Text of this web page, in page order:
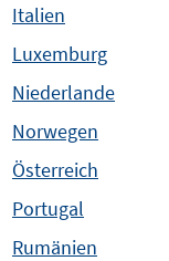
Italien
Luxemburg
Niederlande
Norwegen
Österreich
Portugal
Rumänien